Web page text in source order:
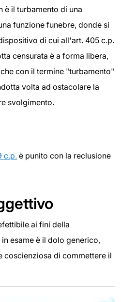
è il turbamento di una
funzione funebre, donde si
di cui all'art. 405 c.p.
censurata è a forma libera,
con il termine "turbamento"
volta ad ostacolare la
svolgimento.
c.p.è punito con la reclusione
ai fini della
esame è il dolo generico,
coscienziosa di commettere il